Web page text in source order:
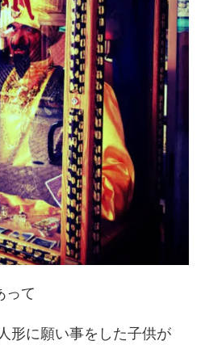
って
形に願い事をした子供が